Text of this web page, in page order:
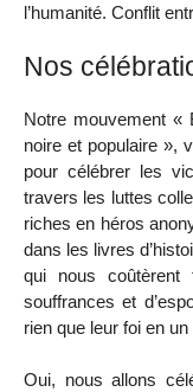
l’humanité. Conflit
Nos
Notre mouvement «
noire et populaire »,
pour célébrer les
travers les luttes
riches en héros
dans les livres
qui nous
souffrances et
rien que leur foi en
Oui, nous allons